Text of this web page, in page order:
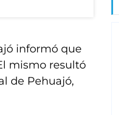
informó que
mismo resultó
de Pehuajó,